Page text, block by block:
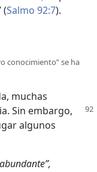
(Salmo 92:7).
conocimiento” se ha
muchas
Sin embargo,
algunos